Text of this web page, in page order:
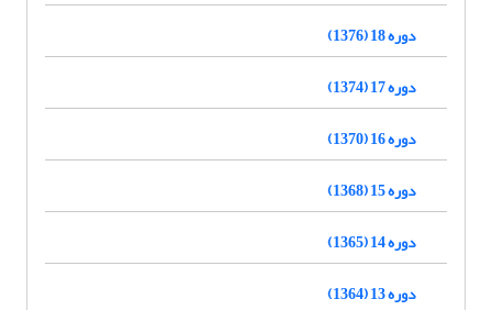
دوره 18 (1376)
دوره 17 (1374)
دوره 16 (1370)
دوره 15 (1368)
دوره 14 (1365)
دوره 13 (1364)